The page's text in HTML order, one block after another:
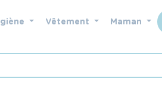
Vêtement Maman